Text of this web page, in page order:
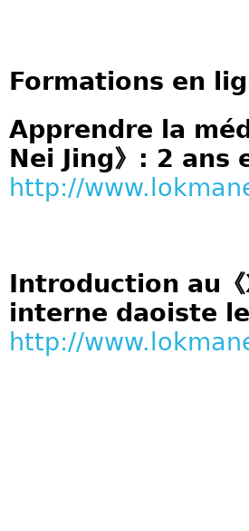
Formations en
Apprendre la
Nei Jing》: 2 ans
http://
Introduction au
interne daoiste
http://